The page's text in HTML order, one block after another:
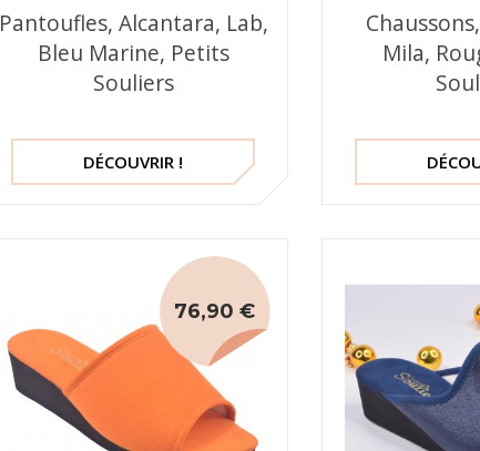
Pantoufles, Alcantara, Lab,
Bleu Marine, Petits
Souliers
DÉCOUVRIR !
Mila,
76,90 €